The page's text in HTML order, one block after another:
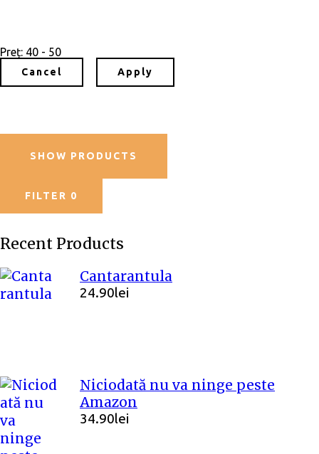
Preț: 40 - 50
SHOW PRODUCTS
FILTER 0
Recent Products
Cantarantula
24.90lei
Niciodată nu va ninge peste
Amazon
34.90lei